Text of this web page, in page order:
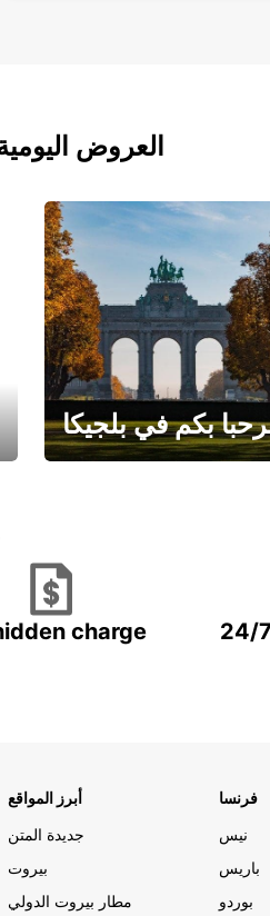
العروض
بكم في بلجيكا
charge
24/
أبرز المواقع
جديدة المتن
بيروت
مطار بيروت الدولي
فرنسا
نيس
باريس
بوردو